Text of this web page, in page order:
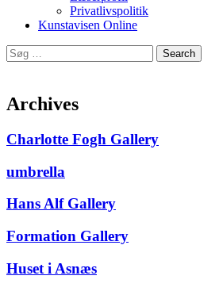
Privatlivspolitik
Kunstavisen Online
Search
for:
Archives
Charlotte Fogh Gallery
umbrella
Hans Alf Gallery
Formation Gallery
Huset i Asnæs